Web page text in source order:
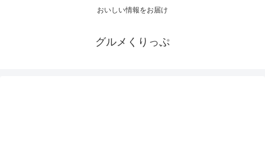
おいしい情報をお届け
グルメくりっぷ